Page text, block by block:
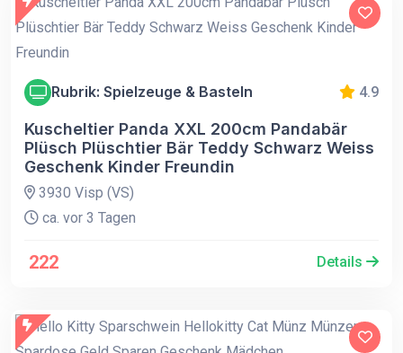
Rubrik: Spielzeuge & Basteln 4.9
Kuscheltier Panda XXL 200cm Pandabär
Plüsch Plüschtier Bär Teddy Schwarz Weiss
Geschenk Kinder Freundin
3930 Visp (VS)
ca. vor 3 Tagen
222 Details